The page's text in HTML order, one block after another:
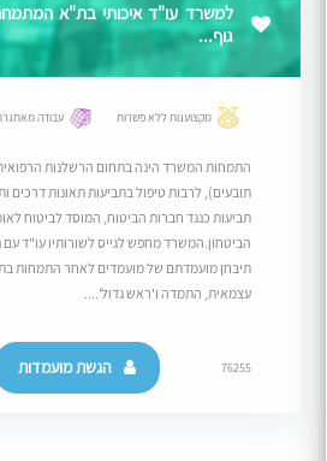
למשרד עו"ד איכותי בת"א
גוף...
מקצוענות ללא פשרות עבודה
התמחות המשרד הינה בתחום הרשלנות הרפואית
תובעים), לרבות טיפול בתביעות תאונות דרכים
תביעות כנגד חברות הביטוח, המוסד לביטוח
תיבחן מועמדתם של מועמדים לאחר התמחות
עצמאית, התמדה ו'ראש גדול'....
76255 הגשת מועמדות